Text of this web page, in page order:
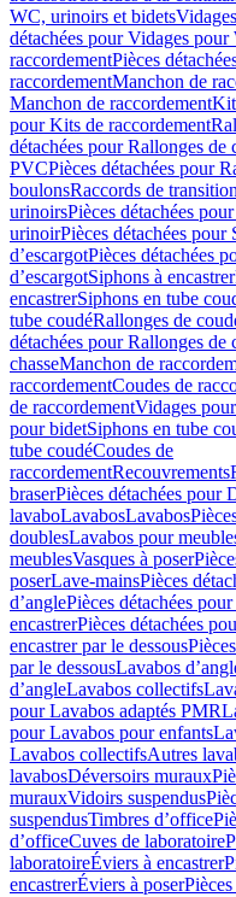
WC, urinoirs et bidets
détachées pour Vidages
raccordementPièces
raccordementManchon de
Manchon de raccordement
pour Kits de raccordement
détachées pour Rallonges de
PVCPièces détachées pour
boulonsRaccords de
urinoirsPièces détachées
urinoirPièces détachées
d’escargotPièces détachées
d’escargotSiphons à encastrer
encastrerSiphons en tube
tube coudéRallonges de
détachées pour Rallonges de
chasseManchon de
raccordementCoudes de
de raccordementVidages
pour bidetSiphons en tube
tube coudéCoudes de
raccordementRecouvrements
braserPièces détachées pour
lavaboLavabosLavabos
doublesLavabos pour
meublesVasques à poser
poserLave-mainsPièces
d’anglePièces détachées
encastrerPièces détachées
encastrer par le dessous
par le dessousLavabos
d’angleLavabos collectifs
pour Lavabos adaptés PMR
pour Lavabos pour enfants
Lavabos collectifsAutres
lavabosDéversoirs muraux
murauxVidoirs suspendus
suspendusTimbres dʼoffice
dʼofficeCuves de laboratoire
laboratoireÉviers à encastrer
encastrerÉviers à poser